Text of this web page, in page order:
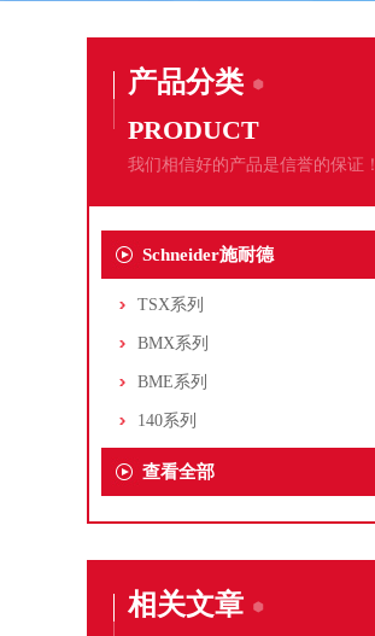
产品分类
PRODUCT
我们相信好的产品是信誉的保证！
Schneider施耐德
TSX系列
BMX系列
BME系列
140系列
查看全部
相关文章